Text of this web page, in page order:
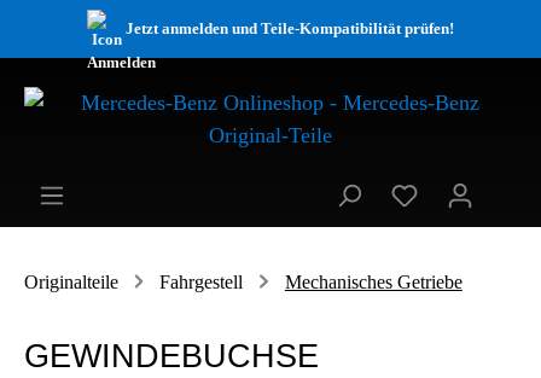
Jetzt anmelden und Teile-Kompatibilität prüfen!
Originalteile Fahrgestell Mechanisches Getriebe
GEWINDEBUCHSE